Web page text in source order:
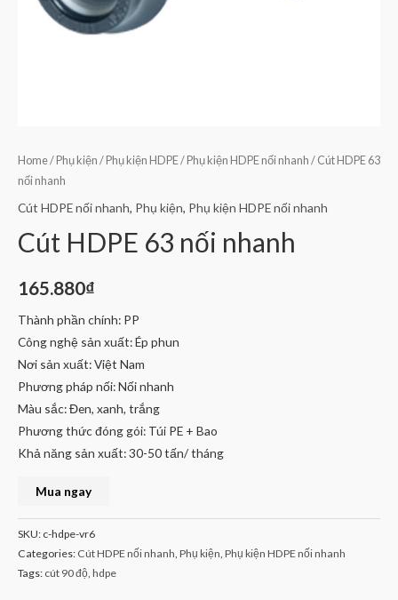
Home/ Phụ kiện / Phụ kiện HDPE/ Phụ kiện HDPE nối nhanh / Cút HDPE 63
nối nhanh
Cút HDPE nối nhanh, Phụ kiện, Phụ kiện HDPE nối nhanh
Cút HDPE 63 nối nhanh
165.880₫
Thành phần chính: PP
Công nghệ sản xuất: Ép phun
Nơi sản xuất: Việt Nam
Phương pháp nối: Nối nhanh
Màu sắc: Đen, xanh, trắng
Phương thức đóng gói: Túi PE + Bao
Khả năng sản xuất: 30-50 tấn/ tháng
Mua ngay
SKU: c-hdpe-vr6
Categories: Cút HDPE nối nhanh Phụ kiện Phụ kiện HDPE nối nhanh
Tags: cút 90 độ hdpe